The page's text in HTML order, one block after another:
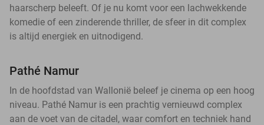
haarscherp beleeft. Of je nu komt voor een lachwekkende
komedie of een zinderende thriller, de sfeer in dit complex
is altijd energiek en uitnodigend.
Pathé Namur
In de hoofdstad van Wallonië beleef je cinema op een hoog
niveau. Pathé Namur is een prachtig vernieuwd complex
aan de voet van de citadel, waar comfort en techniek hand